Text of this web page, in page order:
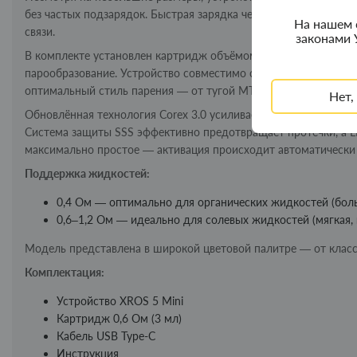
На нашем
законами
без частых подзарядок. Быстрая зарядка через USB Type-C
связи.
В комплекте установлен картридж объёмом 3 мл с
парообразование. Устройство совместимо со всей линейкой
оптимальный стиль парения — от тугой MTL до более
Обновлённая технология Corex 3.0 усиливает вкус до 40%,
Система защиты SSS эффективно предотвращает протечки, а
максимально простое — активация происходит
Поддержка жидкостей:
0,4 Ом — оптимально для органических жидкостей
0,6–1,2 Ом — идеально для солевых жидкостей (мягкая,
Модель представлена в широкой цветовой палитре — от
Комплектация:
Устройство XROS 5 Mini
Картридж 0,6 Ом (3 мл)
Кабель USB Type-C
Инструкция